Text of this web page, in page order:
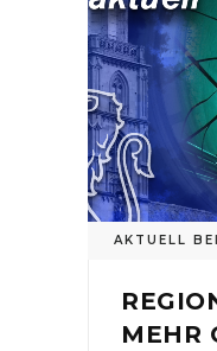
AKTUELL
MEHR